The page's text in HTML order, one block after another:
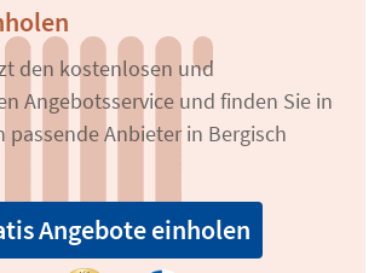
den kostenlosen und
Angebotsservice und finden Sie in
passende Anbieter in Bergisch
Angebote einholen